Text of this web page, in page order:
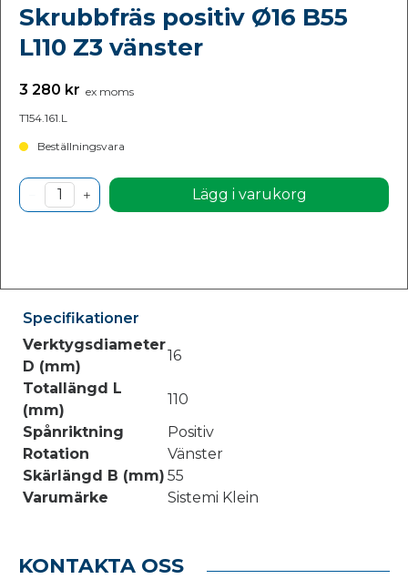
Skrubbfräs positiv Ø16 B55
L110 Z3 vänster
3 280 kr ex moms
T154.161.L
Beställningsvara
Lägg i varukorg
Specifikationer
Verktygsdiameter
D (mm)
16
Totallängd L
(mm)
110
Spånriktning
Positiv
Rotation
Vänster
Skärlängd B (mm) 55
Varumärke
Sistemi Klein
KONTAKTA OSS